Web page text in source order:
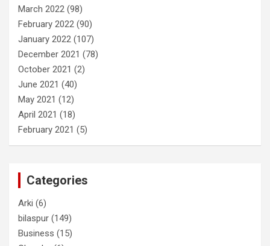
March 2022 (98)
February 2022 (90)
January 2022 (107)
December 2021 (78)
October 2021 (2)
June 2021 (40)
May 2021 (12)
April 2021 (18)
February 2021 (5)
Categories
Arki (6)
bilaspur (149)
Business (15)